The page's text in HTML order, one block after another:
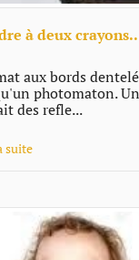
à deux
aux bords
photomaton.
des refle...
suite